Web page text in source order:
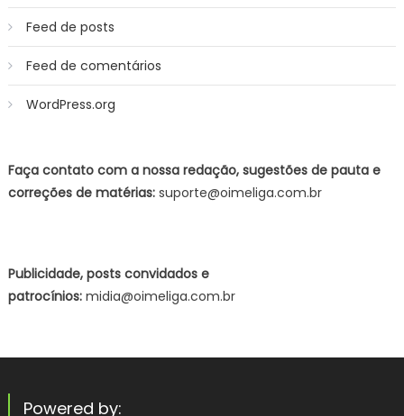
Feed de posts
Feed de comentários
WordPress.org
Faça contato com a nossa redação, sugestões de pauta e
correções de matérias:suporte@oimeliga.com.br
Publicidade, posts convidados e
patrocínios:midia@oimeliga.com.br
Powered by: